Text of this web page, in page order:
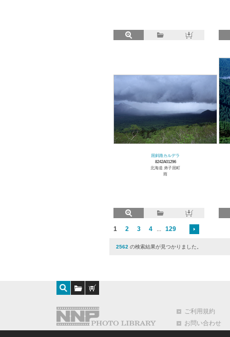
屈斜路カルデラ
8242A01296
北海道 弟子屈町
雨
1 2 3 4 ... 129
2562 の検索結果が見つかりました。
ご利用規約
お問い合わせ